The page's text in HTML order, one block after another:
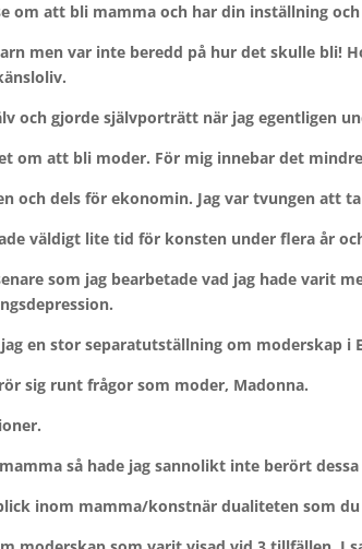
om att bli mamma och har din inställning
men var inte beredd på hur det skulle bli!
och gjorde självporträtt när jag egentligen
om att bli moder. För mig innebar det
och dels för ekonomin. Jag var tvungen att
väldigt lite tid för konsten under flera år
som jag bearbetade vad jag hade varit
en stor separatutställning om moderskap i
sig runt frågor som moder, Madonna.
så hade jag sannolikt inte berört
inom mamma/konstnär dualiteten som